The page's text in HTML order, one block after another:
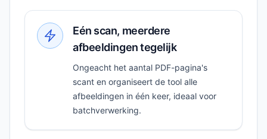
Eén scan, meerdere
afbeeldingen tegelijk
Ongeacht het aantal PDF-pagina's
scant en organiseert de tool alle
afbeeldingen in één keer, ideaal voor
batchverwerking.